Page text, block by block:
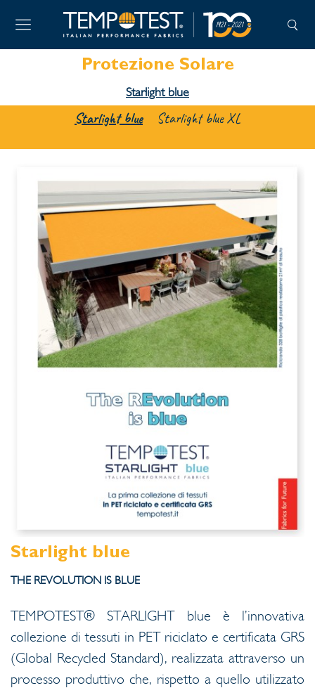
Protezione Solare
Starlight blue
Starlight blue Starlight blue XL
Starlight blue
THE REVOLUTION IS BLUE
TEMPOTEST® STARLIGHT blue è l’innovativa
collezione di tessuti in PET riciclato e certificata GRS
(Global Recycled Standard), realizzata attraverso un
processo produttivo che, rispetto a quello utilizzato